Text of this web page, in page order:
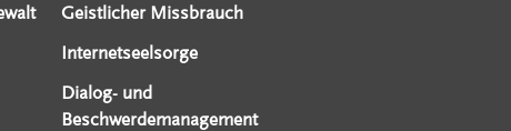
Geistlicher Missbrauch
Internetseelsorge
Dialog- und
Beschwerdemanagement